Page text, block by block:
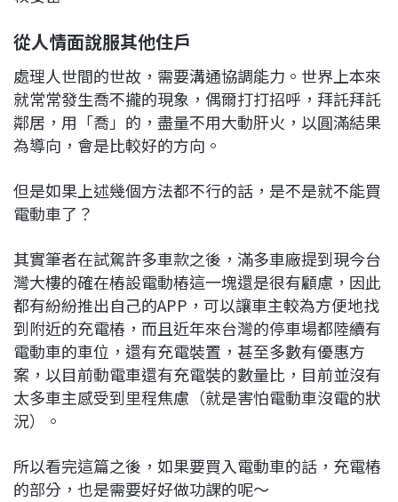
從人情面說服其他住戶
處理人世間的世故，需要溝通協調能力。世界上本來
就常常發生喬不攏的現象，偶爾打打招呼，拜託拜託
鄰居，用「喬」的，盡量不用大動肝火，以圓滿結果
為導向，會是比較好的方向。
但是如果上述幾個方法都不行的話，是不是就不能買
電動車了？
其實筆者在試駕許多車款之後，滿多車廠提到現今台
灣大樓的確在樁設電動樁這一塊還是很有顧慮，因此
都有紛紛推出自己的APP，可以讓車主較為方便地找
到附近的充電樁，而且近年來台灣的停車場都陸續有
電動車的車位，還有充電裝置，甚至多數有優惠方
案，以目前動電車還有充電裝的數量比，目前並沒有
太多車主感受到里程焦慮（就是害怕電動車沒電的狀
況）。
所以看完這篇之後，如果要買入電動車的話，充電樁
的部分，也是需要好好做功課的呢～